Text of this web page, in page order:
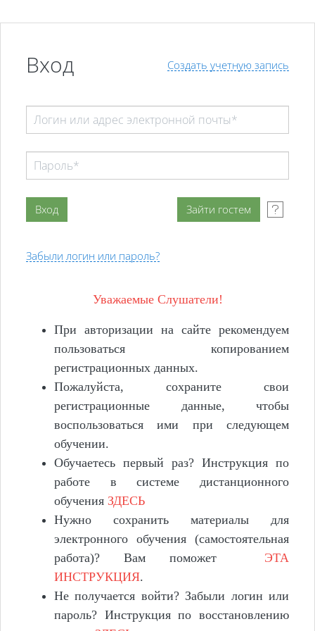
Вход Создать учетную запись
Забыли логин или пароль?
Уважаемые Слушатели!
При авторизации на сайте рекомендуем
пользоваться копированием
регистрационных данных.
Пожалуйста, сохраните свои
регистрационные данные, чтобы
воспользоваться ими при следующем
обучении.
Обучаетесь первый раз? Инструкция по
работе в системе дистанционного
обучения ЗДЕСЬ
Нужно сохранить материалы для
электронного обучения (самостоятельная
работа)? Вам поможет
ЭТА
ИНСТРУКЦИЯ.
Не получается войти? Забыли логин или
пароль? Инструкция по восстановлению